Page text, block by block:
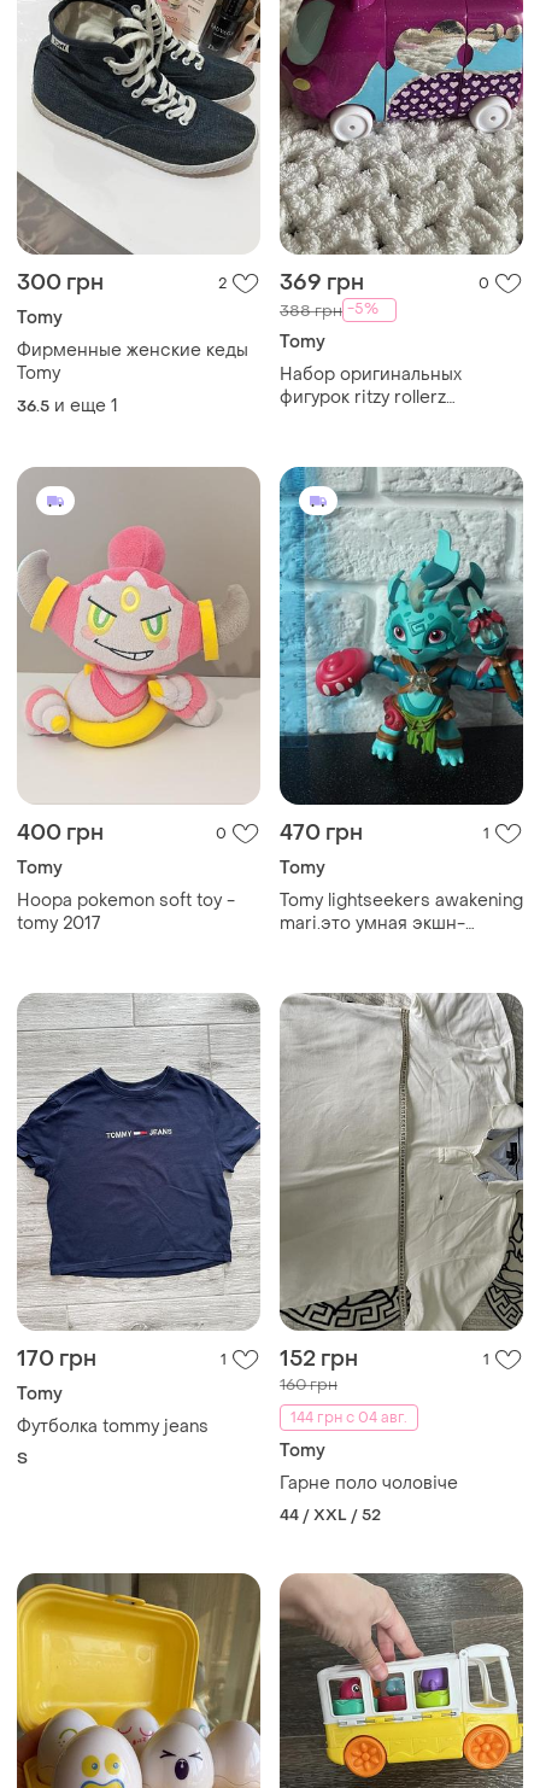
300 грн 2
Tomy
Фирменные женские кеды
Tomy
36.5 и еще 1
369 грн 0
388 грн -5%
Tomy
Набор оригинальных
фигурок ritzy rollerz
400 грн 0
Tomy
Hoopa pokemon soft toy -
tomy 2017
470 грн 1
Tomy
Tomy lightseekers awakening
mari.это умная экшн-
170 грн 1
Tomy
Футболка tommy jeans
S
152 грн 1
160 грн
144 грн с 04 авг.
Tomy
Гарне поло чоловіче
44 / XXL / 52